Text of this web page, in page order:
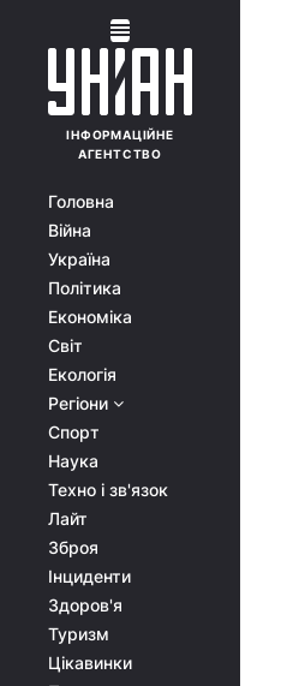
ІНФОРМАЦІЙНЕ
АГЕНТСТВО
Головна
Війна
Україна
Політика
Економіка
Світ
Екологія
Регіони
Спорт
Наука
Техно і зв'язок
Лайт
Зброя
Інциденти
Здоров'я
Туризм
Цікавинки